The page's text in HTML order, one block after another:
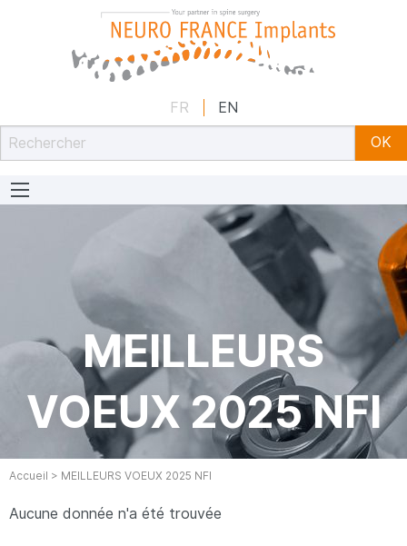
Concepteur et fabricant français d’implants spécialisés
FR EN
MEILLEURS
VOEUX 2025 NFI
Accueil > MEILLEURS VOEUX 2025 NFI
Aucune donnée n'a été trouvée
Panneau de gestion des cookies